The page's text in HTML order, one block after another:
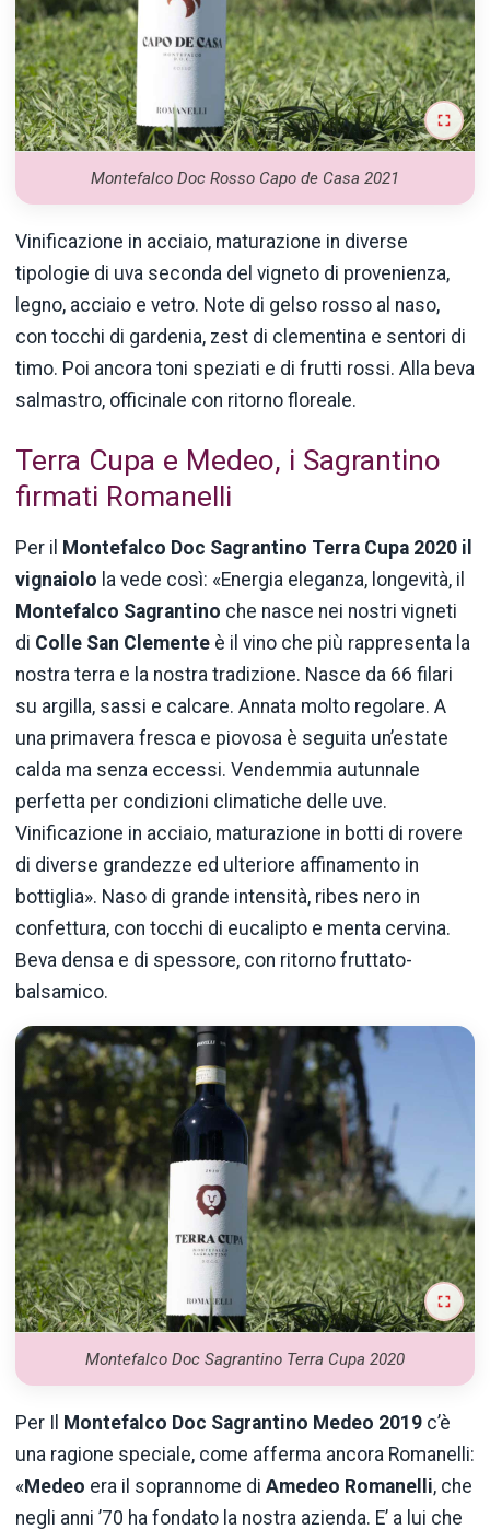
Montefalco Doc Rosso Capo de Casa 2021
Vinificazione in acciaio, maturazione in diverse
tipologie di uva seconda del vigneto di provenienza,
legno, acciaio e vetro. Note di gelso rosso al naso,
con tocchi di gardenia, zest di clementina e sentori di
timo. Poi ancora toni speziati e di frutti rossi. Alla beva
salmastro, officinale con ritorno floreale.
Terra Cupa e Medeo, i Sagrantino
firmati Romanelli
Per il Montefalco Doc Sagrantino Terra Cupa 2020 il
vignaiolo la vede così: «Energia eleganza, longevità, il
Montefalco Sagrantino che nasce nei nostri vigneti
di Colle San Clemente è il vino che più rappresenta la
nostra terra e la nostra tradizione. Nasce da 66 filari
su argilla, sassi e calcare. Annata molto regolare. A
una primavera fresca e piovosa è seguita un’estate
calda ma senza eccessi. Vendemmia autunnale
perfetta per condizioni climatiche delle uve.
Vinificazione in acciaio, maturazione in botti di rovere
di diverse grandezze ed ulteriore affinamento in
bottiglia». Naso di grande intensità, ribes nero in
confettura, con tocchi di eucalipto e menta cervina.
Beva densa e di spessore, con ritorno fruttato-
balsamico.
Montefalco Doc Sagrantino Terra Cupa 2020
Per Il Montefalco Doc Sagrantino Medeo 2019 c’è
una ragione speciale, come afferma ancora Romanelli:
«Medeo era il soprannome di Amedeo Romanelli, che
negli anni ’70 ha fondato la nostra azienda. E’ a lui che